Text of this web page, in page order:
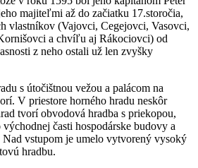
majiteľmi až do začiatku 17.storočia,
vlastníkov (Vajovci, Cegejovci, Vasovci,
a chvíľu aj Rákociovci) od
z neho ostali už len zvyšky
s útočištnou vežou a palácom na
V priestore horného hradu neskôr
tvorí obvodová hradba s priekopou,
časti hospodárske budovy a
Nad vstupom je umelo vytvorený vysoký
hradbu.